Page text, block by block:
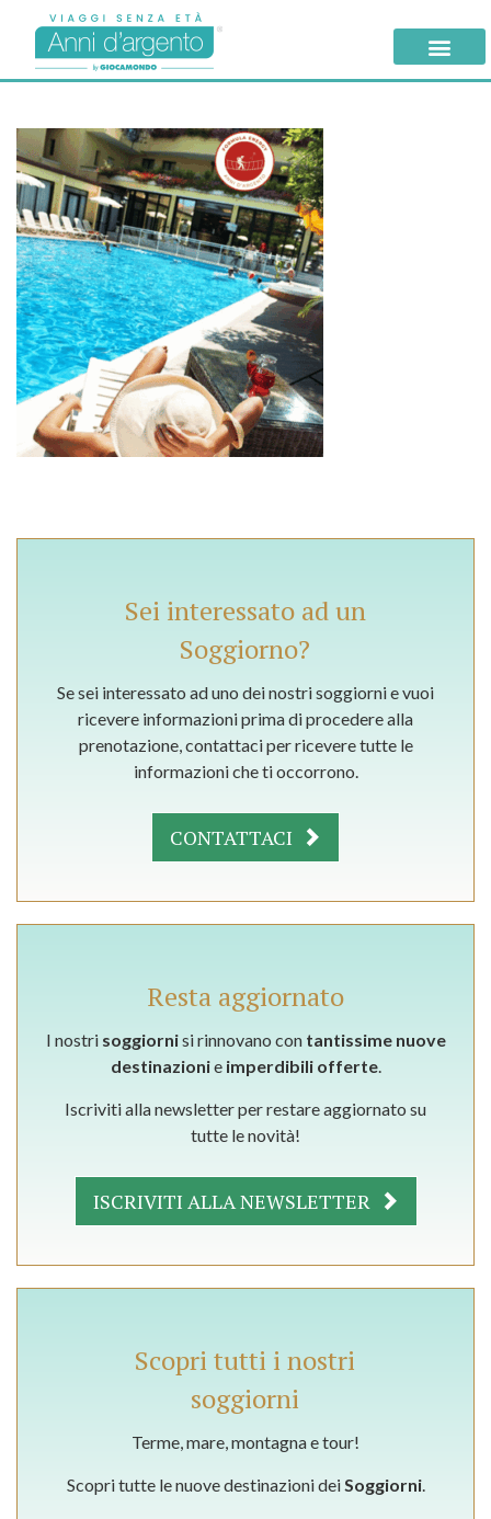
Sei interessato ad un
Soggiorno?
Se sei interessato ad uno dei nostri soggiorni e vuoi
ricevere informazioni prima di procedere alla
prenotazione, contattaci per ricevere tutte le
informazioni che ti occorrono.
CONTATTACI
Resta aggiornato
I nostri soggiornisi rinnovano con tantissime nuove
destinazionie imperdibili offerte.
Iscriviti alla newsletter per restare aggiornato su
tutte le novità!
ISCRIVITI ALLA NEWSLETTER
Scopri tutti i nostri
soggiorni
Terme, mare, montagna e tour!
Scopri tutte le nuove destinazioni deiSoggiorni.